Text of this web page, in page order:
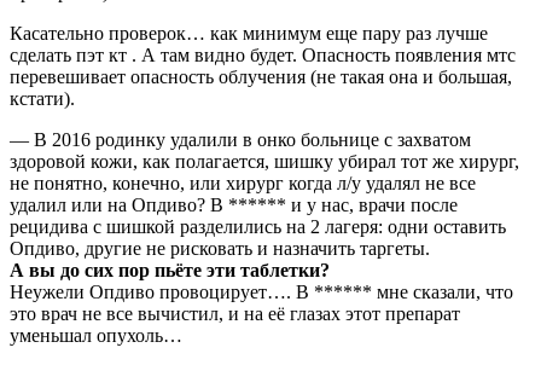
Касательно проверок… как минимум еще пару раз лучше
сделать пэт кт . А там видно будет. Опасность появления мтс
перевешивает опасность облучения (не такая она и большая,
кстати).
— В 2016 родинку удалили в онко больнице с захватом
здоровой кожи, как полагается, шишку убирал тот же хирург,
не понятно, конечно, или хирург когда л/у удалял не все
удалил или на Опдиво? В ****** и у нас, врачи после
рецидива с шишкой разделились на 2 лагеря: одни оставить
Опдиво, другие не рисковать и назначить таргеты.
А вы до сих пор пьёте эти таблетки?
Неужели Опдиво провоцирует…. В ****** мне сказали, что
это врач не все вычистил, и на её глазах этот препарат
уменьшал опухоль…